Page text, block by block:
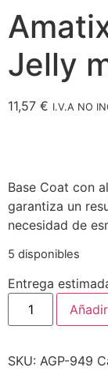
Jelly
11,57 € I.V.A NO
Base Coat con
garantiza un
necesidad de
5 disponibles
Entrega
SKU: AGP-949